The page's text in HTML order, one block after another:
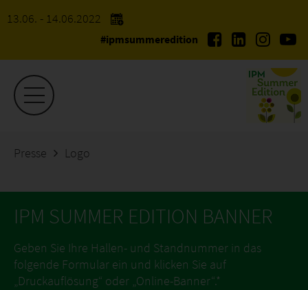
13.06. - 14.06.2022
#ipmsummeredition
Presse Logo
IPM SUMMER EDITION BANNER
Geben Sie Ihre Hallen- und Standnummer in das
folgende Formular ein und klicken Sie auf
„Druckauflösung“ oder „Online-Banner“.*